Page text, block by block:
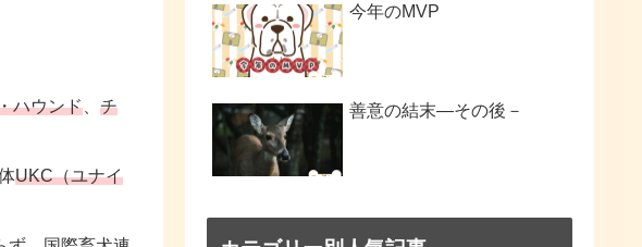
ハウンド
チ
UKC（ユナイ
今年のMVP
善意の結末―その後－